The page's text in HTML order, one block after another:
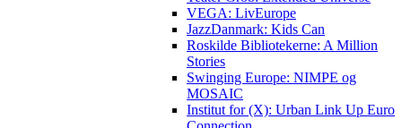
VEGA: LivEurope
JazzDanmark: Kids Can
Roskilde Bibliotekerne: A Million
Stories
Swinging Europe: NIMPE og
MOSAIC
Institut for (X): Urban Link Up Euro